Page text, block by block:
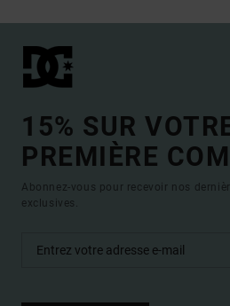
15% SUR
PREMIÈRE
Abonnez-vous pour recevoir nos
exclusives.